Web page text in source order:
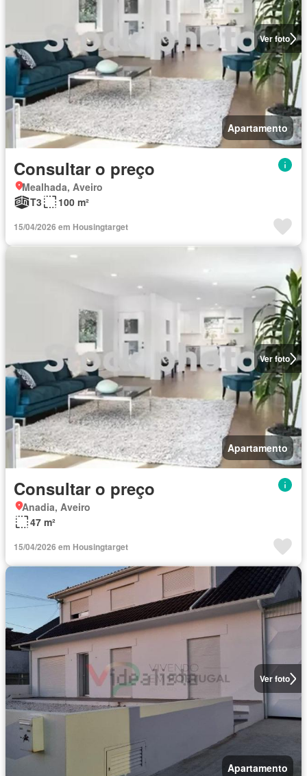
Ver foto
Apartamento
Consultar o preço
Mealhada, Aveiro
T3
100 m²
15/04/2026 em Housingtarget
Ver foto
Apartamento
Consultar o preço
Anadia, Aveiro
47 m²
15/04/2026 em Housingtarget
Ver foto
Apartamento